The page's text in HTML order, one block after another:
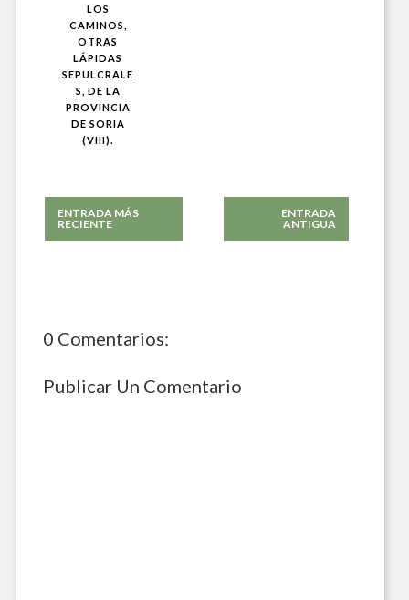
LOS
CAMINOS,
OTRAS
LÁPIDAS
SEPULCRALE
S, DE LA
PROVINCIA
DE SORIA
(VIII).
ENTRADA MÁS
RECIENTE
ENTRADA
ANTIGUA
0 Comentarios:
Publicar Un Comentario